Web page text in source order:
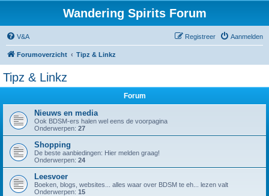
Wandering Spirits Forum
V&A Aanmelden
Registreer
Forumoverzicht Tipz & Linkz
Tipz & Linkz
Forum
Nieuws en media
Ook BDSM-ers halen wel eens de voorpagina
Onderwerpen: 27
Shopping
De beste aanbiedingen: Hier melden graag!
Onderwerpen: 24
Leesvoer
Boeken, blogs, websites... alles waar over BDSM te eh... lezen valt
Onderwerpen: 15